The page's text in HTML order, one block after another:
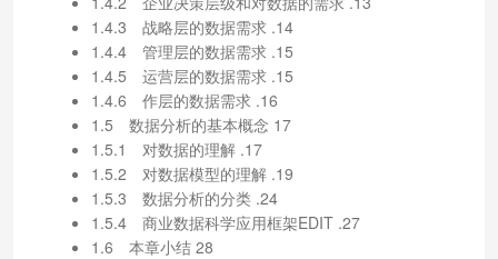
1.4.3 战略层的数据需求 .14
1.4.4 管理层的数据需求 .15
1.4.5 运营层的数据需求 .15
1.4.6 作层的数据需求 .16
1.5 数据分析的基本概念 17
1.5.1 对数据的理解 .17
1.5.2 对数据模型的理解 .19
1.5.3 数据分析的分类 .24
1.5.4 商业数据科学应用框架EDIT .27
1.6 本章小结 28